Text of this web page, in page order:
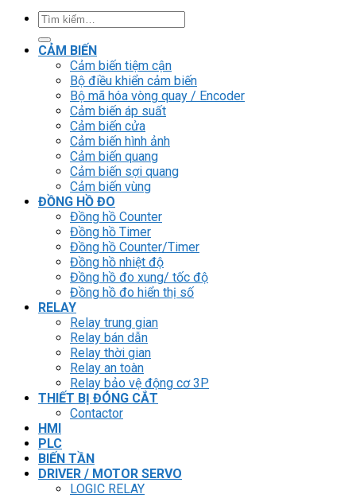
Tìm
kiếm:
CẢM BIẾN
Cảm biến tiệm cận
Bộ điều khiển cảm biến
Bộ mã hóa vòng quay / Encoder
Cảm biến áp suất
Cảm biến cửa
Cảm biến hình ảnh
Cảm biến quang
Cảm biến sợi quang
Cảm biến vùng
ĐỒNG HỒ ĐO
Đồng hồ Counter
Đồng hồ Timer
Đồng hồ Counter/Timer
Đồng hồ nhiệt độ
Đồng hồ đo xung/ tốc độ
Đồng hồ đo hiển thị số
RELAY
Relay trung gian
Relay bán dẫn
Relay thời gian
Relay an toàn
Relay bảo vệ động cơ 3P
THIẾT BỊ ĐÓNG CẮT
Contactor
HMI
PLC
BIẾN TẦN
DRIVER / MOTOR SERVO
LOGIC RELAY